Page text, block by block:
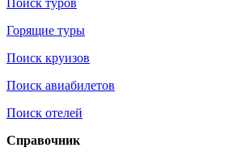
Поиск туров
Горящие туры
Поиск круизов
Поиск авиабилетов
Поиск отелей
Справочник